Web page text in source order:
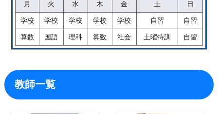
月
火 水 木 金 土 日
学校 学校 学校 学校 学校 自習 自習
算数 国語 理科 算数 社会 土曜特訓 自習
教師一覧